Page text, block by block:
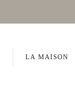
LA MAISON